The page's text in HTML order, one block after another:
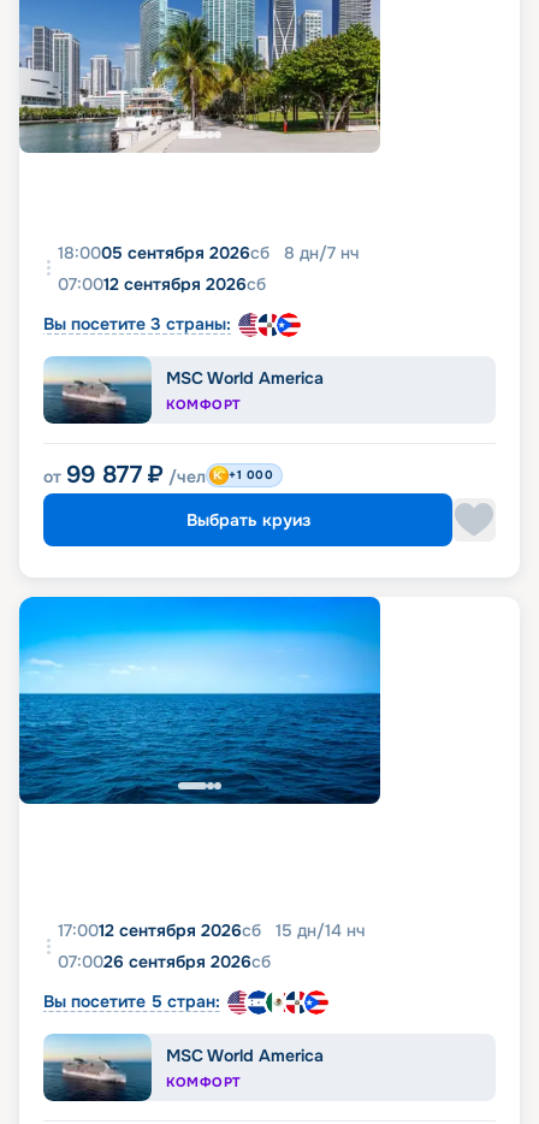
18:0005 сентября 2026сб 8 дн/7 нч
07:0012 сентября 2026сб
Вы посетите 3 страны:
MSC World America
КОМФОРТ
от 99 877 ₽ /чел +1 000
Выбрать круиз
17:0012 сентября 2026сб 15 дн/14 нч
07:0026 сентября 2026сб
Вы посетите 5 стран:
MSC World America
КОМФОРТ